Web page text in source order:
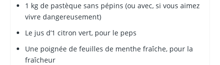
1 kg de pastèque sans pépins (ou avec, si vous aimez
vivre dangereusement)
Le jus d’1 citron vert, pour le peps
Une poignée de feuilles de menthe fraîche, pour la
fraîcheur